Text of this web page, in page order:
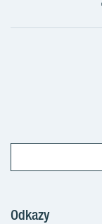
Odkazy